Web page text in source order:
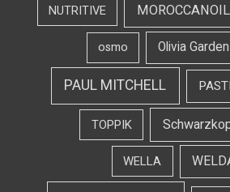
MOROCCANOIL
NUTRITIVE
Olivia Garden
osmo
PAUL MITCHELL
TOPPIK
WELLA